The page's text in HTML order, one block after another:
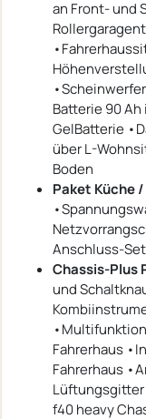
an Front- und
Batterie 90
GelBatterie
über L-
Boden
Paket Küche
Anschluss-
Chassis-Plus
und
Fahrerhaus
Fahrerhaus
Lüftungsgitter
f40 heavy